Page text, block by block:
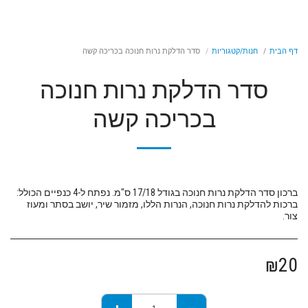
דף הבית חנות/קטגוריות סדר הדלקת נרות חנוכה בכריכה קשה
סדר הדלקת נרות חנוכה
בכריכה קשה
ברכון סדר הדלקת נרות חנוכה בגודל 17/18 ס"מ. נפתח ל-4 כנפיים הכולל:
ברכות להדלקת נרות חנוכה, הנרות הללו, מזמור שיר, יושב בסתר ומעוז
צור.
₪20